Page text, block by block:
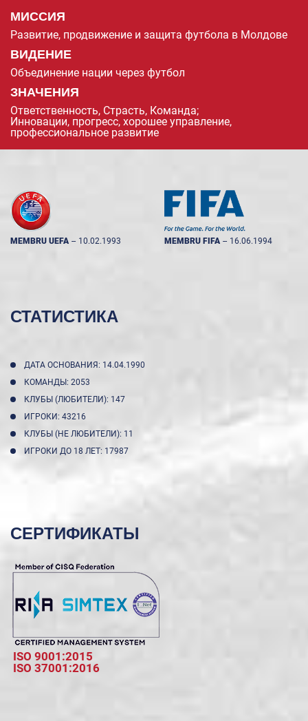
МИССИЯ
Развитие, продвижение и защита футбола в Молдове
ВИДЕНИЕ
Объединение нации через футбол
ЗНАЧЕНИЯ
Ответственность, Страсть, Команда;
Инновации, прогресс, хорошее управление,
профессиональное развитие
MEMBRU UEFA -- 10.02.1993 MEMBRU FIFA -- 16.06.1994
СТАТИСТИКА
ДАТА ОСНОВАНИЯ: 14.04.1990
КОМАНДЫ: 2053
КЛУБЫ (ЛЮБИТЕЛИ): 147
ИГРОКИ: 43216
КЛУБЫ (НЕ ЛЮБИТЕЛИ): 11
ИГРОКИ ДО 18 ЛЕТ: 17987
СЕРТИФИКАТЫ
ISO 9001:2015
ISO 37001:2016